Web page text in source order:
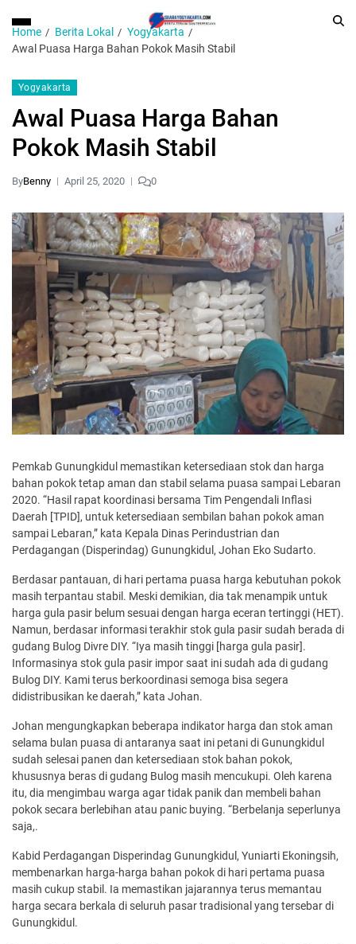
Home Berita Lokal
Yogyakarta
Awal Puasa Harga Bahan Pokok Masih Stabil
Yogyakarta
Awal Puasa Harga Bahan
Pokok Masih Stabil
ByBenny April 25, 2020 0
Pemkab Gunungkidul memastikan ketersediaan stok dan harga
bahan pokok tetap aman dan stabil selama puasa sampai Lebaran
2020. “Hasil rapat koordinasi bersama Tim Pengendali Inflasi
Daerah [TPID], untuk ketersediaan sembilan bahan pokok aman
sampai Lebaran,” kata Kepala Dinas Perindustrian dan
Perdagangan (Disperindag) Gunungkidul, Johan Eko Sudarto.
Berdasar pantauan, di hari pertama puasa harga kebutuhan pokok
masih terpantau stabil. Meski demikian, dia tak menampik untuk
harga gula pasir belum sesuai dengan harga eceran tertinggi (HET).
Namun, berdasar informasi terakhir stok gula pasir sudah berada di
gudang Bulog Divre DIY. “Iya masih tinggi [harga gula pasir].
Informasinya stok gula pasir impor saat ini sudah ada di gudang
Bulog DIY. Kami terus berkoordinasi semoga bisa segera
didistribusikan ke daerah,” kata Johan.
Johan mengungkapkan beberapa indikator harga dan stok aman
selama bulan puasa di antaranya saat ini petani di Gunungkidul
sudah selesai panen dan ketersediaan stok bahan pokok,
khususnya beras di gudang Bulog masih mencukupi. Oleh karena
itu, dia mengimbau warga agar tidak panik dan membeli bahan
pokok secara berlebihan atau panic buying. “Berbelanja seperlunya
saja,.
Kabid Perdagangan Disperindag Gunungkidul, Yuniarti Ekoningsih,
membenarkan harga-harga bahan pokok di hari pertama puasa
masih cukup stabil. Ia memastikan jajarannya terus memantau
harga secara berkala di seluruh pasar tradisional yang tersebar di
Gunungkidul.